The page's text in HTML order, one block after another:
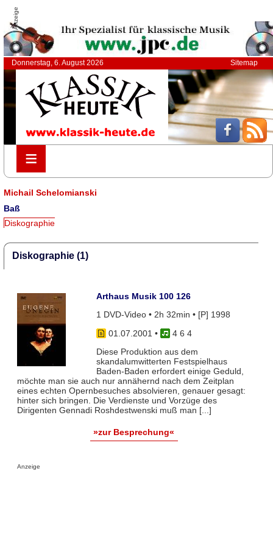
Anzeige
Donnerstag, 6. August 2026 Sitemap
≡
≡
Michail Schelomianski
Baß
Diskographie
Diskographie (1)
Arthaus Musik 100 126
1 DVD-Video • 2h 32min • [P] 1998
01.07.2001 •
4 6 4
Diese Produktion aus dem
skandalumwitterten Festspielhaus
Baden-Baden erfordert einige Geduld,
möchte man sie auch nur annähernd nach dem Zeitplan
eines echten Opernbesuches absolvieren, genauer gesagt:
hinter sich bringen. Die Verdienste und Vorzüge des
Dirigenten Gennadi Roshdestwenski muß man [...]
»zur Besprechung«
Anzeige